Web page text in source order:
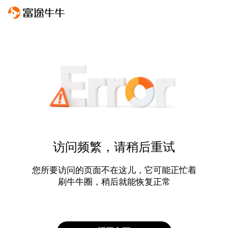
访问频繁，请稍后重试
您所要访问的页面不在这儿，它可能正忙着
刷牛牛圈，稍后就能恢复正常